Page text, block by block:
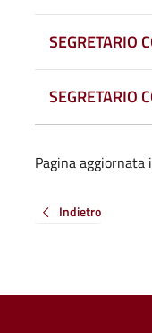
SEGRETARIO
Pagina
Indietro